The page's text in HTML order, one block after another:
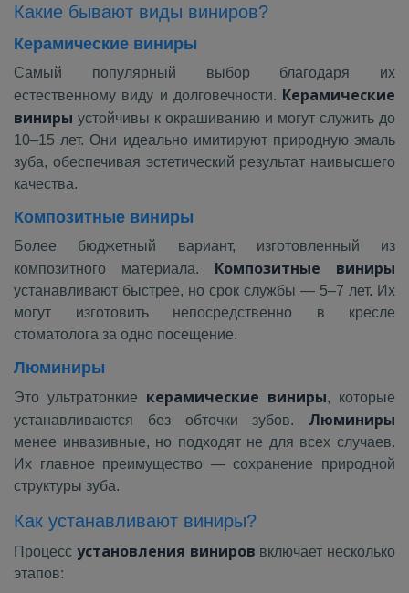
Какие бывают виды виниров?
Керамические виниры
Самый популярный выбор благодаря их
естественному виду и долговечности. Керамические
виниры устойчивы к окрашиванию и могут служить до
10–15 лет. Они идеально имитируют природную эмаль
зуба, обеспечивая эстетический результат наивысшего
качества.
Композитные виниры
Более бюджетный вариант, изготовленный из
композитного материала. Композитные виниры
устанавливают быстрее, но срок службы — 5–7 лет. Их
могут изготовить непосредственно в кресле
стоматолога за одно посещение.
Люминиры
Это ультратонкие керамические виниры, которые
устанавливаются без обточки зубов. Люминиры
менее инвазивные, но подходят не для всех случаев.
Их главное преимущество — сохранение природной
структуры зуба.
Как устанавливают виниры?
Процесс установления виниров включает несколько
этапов: